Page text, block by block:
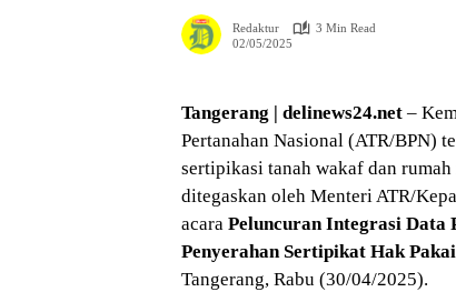
Redaktur
3 Min Read
02/05/2025
Tangerang | delinews24.net –
Pertanahan Nasional (ATR/BPN)
sertipikasi tanah wakaf dan
ditegaskan oleh Menteri ATR/
acara Peluncuran Integrasi Data
Penyerahan Sertipikat Hak
Tangerang, Rabu (30/04/2025).